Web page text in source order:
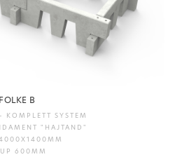
FOLKE B
KOMPLETT SYSTEM
"HAJTAND"
600MM